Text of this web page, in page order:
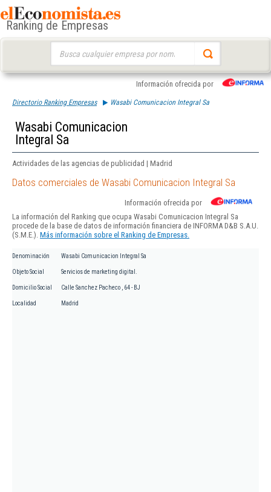
Ranking de Empresas
Información ofrecida por
Directorio Ranking Empresas Wasabi Comunicacion Integral Sa
Wasabi Comunicacion
Integral Sa
Actividades de las agencias de publicidad | Madrid
Datos comerciales de Wasabi Comunicacion Integral Sa
Información ofrecida por
La información del Ranking que ocupa Wasabi Comunicacion Integral Sa
procede de la base de datos de información financiera de INFORMA D&B S.A.U.
(S.M.E.). Más información sobre el Ranking de Empresas.
Denominación Wasabi Comunicacion Integral Sa
Objeto Social Servicios de marketing digital.
Domicilio Social Calle Sanchez Pacheco , 64 - BJ
Localidad Madrid